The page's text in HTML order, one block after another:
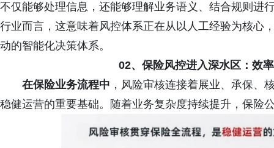
不仅能够处理信息，还能够理解业务语义、结合规则进
行业而言，这意味着风控体系正在从以人工经验为核心
动的智能化决策体系。
02、保险风控进入深水区：效
在保险业务流程中 ，风险审核连接着展业、承保、
稳健运营的重要基础。随着业务复杂度持续提升，保险